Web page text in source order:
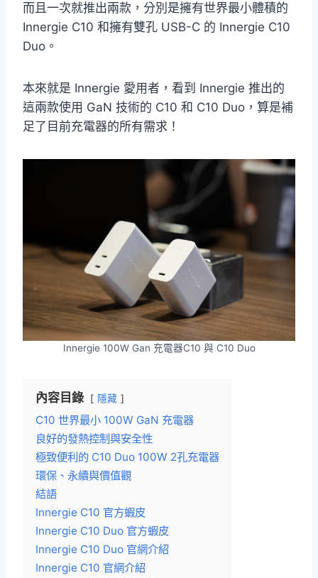
而且一次就推出兩款，分別是擁有世界最小體積的
Innergie C10 和擁有雙孔 USB-C 的 Innergie C10
Duo。
本來就是 Innergie 愛用者，看到 Innergie 推出的
這兩款使用 GaN 技術的 C10 和 C10 Duo，算是補
足了目前充電器的所有需求！
Innergie 100W Gan 充電器C10 與 C10 Duo
內容目錄 隱藏
C10 世界最小 100W GaN 充電器
良好的發熱控制與安全性
極致便利的 C10 Duo 100W 2孔充電器
環保、永續與價值觀
結語
Innergie C10 官方蝦皮
Innergie C10 Duo 官方蝦皮
Innergie C10 Duo 官網介紹
Innergie C10 官網介紹